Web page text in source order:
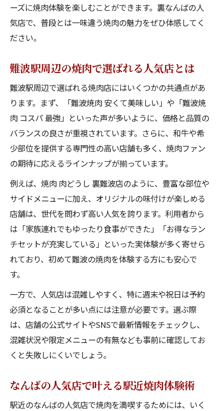
ーズに焼肉体験を楽しむことができます。裏なんばの人
気店で、普段とは一味違う焼肉の魅力をぜひ体感してく
ださい。
難波駅周辺の焼肉で選ばれる人気店とは
難波駅周辺で選ばれる焼肉店にはいくつかの共通点があ
ります。まず、「難波焼肉 安くて美味しい」や「難波焼
肉 コスパ 最強」といった声が多いように、価格と品質の
バランスの良さが重視されています。さらに、和牛や希
少部位を提供する専門性の高い店舗も多く、焼肉ファン
の期待に応えるラインナップが揃っています。
例えば、焼肉 肉どうし 裏難波店のように、豊富な部位や
サイドメニューに加え、オリジナルの味付けが楽しめる
店舗は、世代を問わず高い人気を誇ります。利用者から
は「家族連れでもゆったり食事ができた」「お得なラン
チセットが充実している」といった実体験が多く寄せら
れており、初めて難波の焼肉を体験する方にも安心で
す。
一方で、人気店は混雑しやすく、特に週末や祝日は予約
必須となることが多い点には注意が必要です。選ぶ際
は、店舗の公式サイトやSNSで最新情報をチェックし、
混雑状況や限定メニューの有無なども事前に確認してお
くと失敗しにくいでしょう。
なんばの人気店で叶える駅近焼肉体験術
駅近のなんばの人気店で焼肉を満喫するためには、いく